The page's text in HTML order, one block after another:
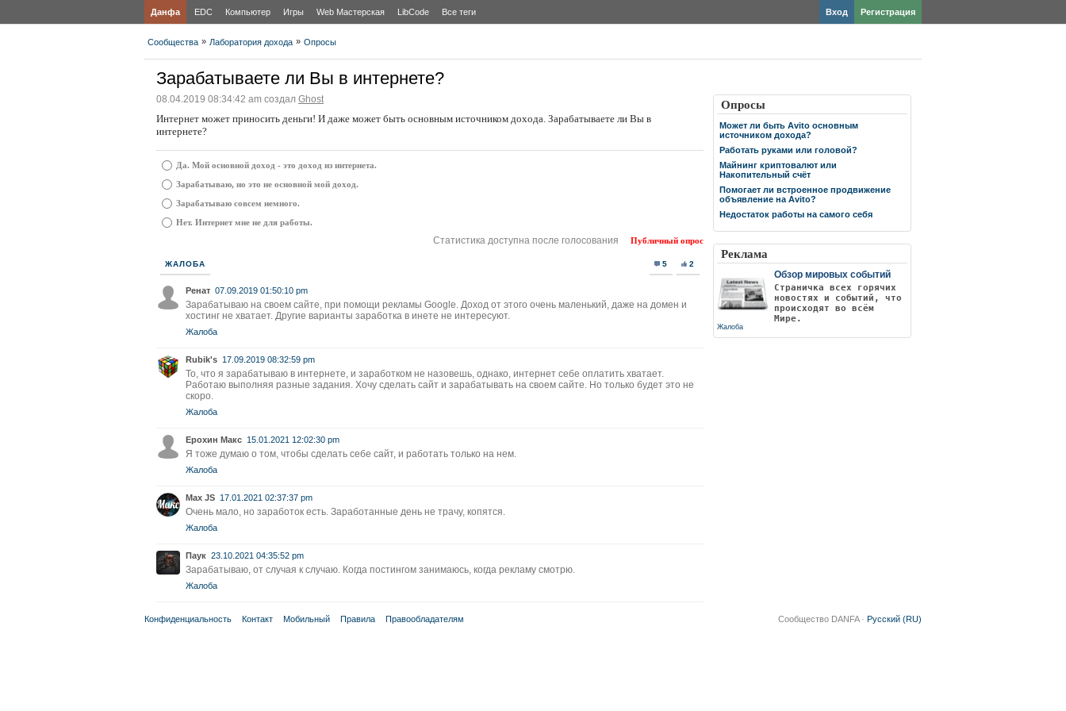
Данфа EDC Компьютер Игры Web Мастерская LibCode Все теги Регистрация
Вход
Сообщества » Лаборатория дохода » Опросы
Зарабатываете ли Вы в интернете?
08.04.2019 08:34:42 am создал Ghost
Интернет может приносить деньги! И даже может быть основным источником дохода. Зарабатываете ли Вы в
интернете?
Да. Мой основной доход - это доход из интернета.
Зарабатываю, но это не основной мой доход.
Зарабатываю совсем немного.
Нет. Интернет мне не для работы.
Статистика доступна после голосования Публичный опрос
ЖАЛОБА 5 2
Ренат 07.09.2019 01:50:10 pm
Зарабатываю на своем сайте, при помощи рекламы Google. Доход от этого очень маленький, даже на домен и
хостинг не хватает. Другие варианты заработка в инете не интересуют.
Жалоба
Rubik's 17.09.2019 08:32:59 pm
То, что я зарабатываю в интернете, и заработком не назовешь, однако, интернет себе оплатить хватает.
Работаю выполняя разные задания. Хочу сделать сайт и зарабатывать на своем сайте. Но только будет это не
скоро.
Жалоба
Ерохин Макс 15.01.2021 12:02:30 pm
Я тоже думаю о том, чтобы сделать себе сайт, и работать только на нем.
Жалоба
Max JS 17.01.2021 02:37:37 pm
Очень мало, но заработок есть. Заработанные день не трачу, копятся.
Жалоба
Паук 23.10.2021 04:35:52 pm
Зарабатываю, от случая к случаю. Когда постингом занимаюсь, когда рекламу смотрю.
Жалоба
Опросы
Может ли быть Avito основным
источником дохода?
Работать руками или головой?
Майнинг криптовалют или
Накопительный счёт
Помогает ли встроенное продвижение
объявление на Avito?
Недостаток работы на самого себя
Реклама
Обзор мировых событий
Страничка всех горячих
новостях и событий, что
происходят во всём
Мире.
Жалоба
Конфиденциальность Контакт Мобильный Правила Правообладателям Сообщество DANFA · Русский (RU)